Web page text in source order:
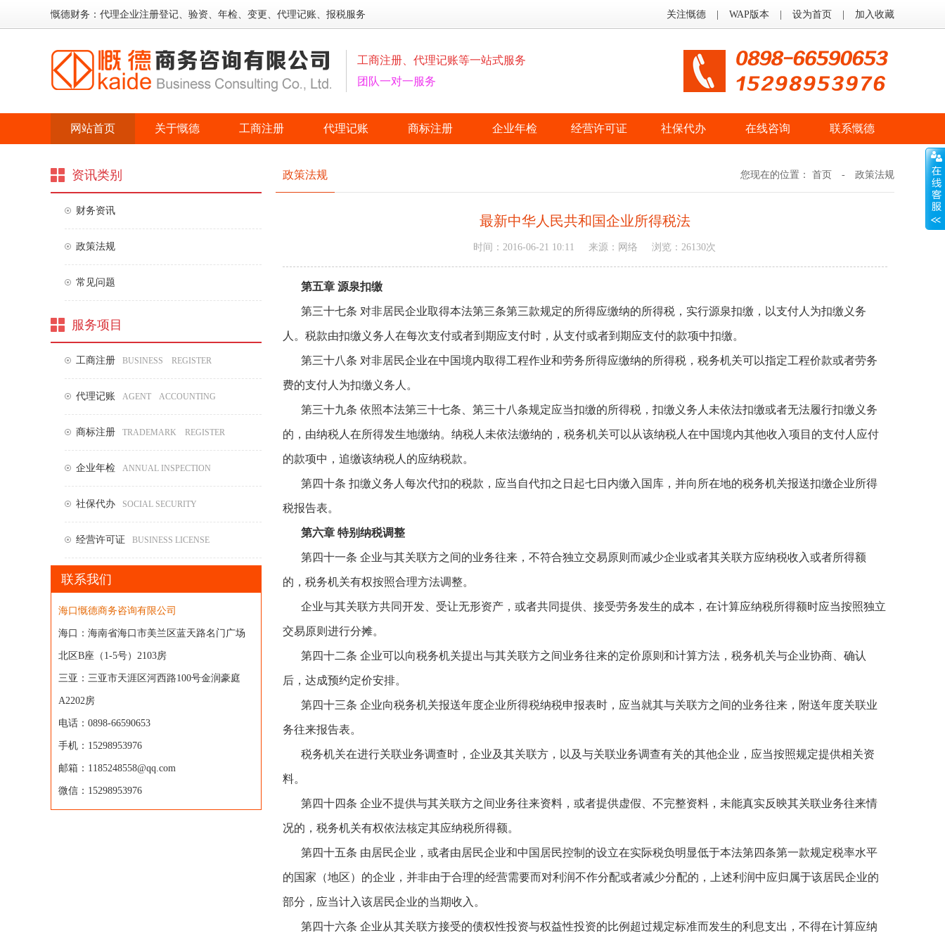
慨德财务：代理企业注册登记、验资、年检、变更、代理记账、报税服务 关注慨德 WAP版本 设为首页 加入收藏
工商注册、代理记账等一站式服务
团队一对一服务
网站首页 关于慨德 工商注册 代理记账 商标注册 企业年检 经营许可证 社保代办 在线咨询 联系慨德
资讯类别
财务资讯
政策法规
常见问题
服务项目
工商注册 BUSINESS REGISTER
代理记账 AGENT ACCOUNTING
商标注册 TRADEMARK REGISTER
企业年检 ANNUAL INSPECTION
社保代办 SOCIAL SECURITY
经营许可证 BUSINESS LICENSE
联系我们
海口慨德商务咨询有限公司
海口：海南省海口市美兰区蓝天路名门广场
北区B座（1-5号）2103房
三亚：三亚市天涯区河西路100号金润豪庭
A2202房
电话：0898-66590653
手机：15298953976
邮箱：1185248558@qq.com
微信：15298953976
政策法规 您现在的位置： 首页 - 政策法规
最新中华人民共和国企业所得税法
时间：2016-06-21 10:11 来源：网络 浏览： 26130次
第五章 源泉扣缴
第三十七条 对非居民企业取得本法第三条第三款规定的所得应缴纳的所得税，实行源泉扣缴，以支付人为扣缴义务
人。税款由扣缴义务人在每次支付或者到期应支付时，从支付或者到期应支付的款项中扣缴。
第三十八条 对非居民企业在中国境内取得工程作业和劳务所得应缴纳的所得税，税务机关可以指定工程价款或者劳务
费的支付人为扣缴义务人。
第三十九条 依照本法第三十七条、第三十八条规定应当扣缴的所得税，扣缴义务人未依法扣缴或者无法履行扣缴义务
的，由纳税人在所得发生地缴纳。纳税人未依法缴纳的，税务机关可以从该纳税人在中国境内其他收入项目的支付人应付
的款项中，追缴该纳税人的应纳税款。
第四十条 扣缴义务人每次代扣的税款，应当自代扣之日起七日内缴入国库，并向所在地的税务机关报送扣缴企业所得
税报告表。
第六章 特别纳税调整
第四十一条 企业与其关联方之间的业务往来，不符合独立交易原则而减少企业或者其关联方应纳税收入或者所得额
的，税务机关有权按照合理方法调整。
企业与其关联方共同开发、受让无形资产，或者共同提供、接受劳务发生的成本，在计算应纳税所得额时应当按照独立
交易原则进行分摊。
第四十二条 企业可以向税务机关提出与其关联方之间业务往来的定价原则和计算方法，税务机关与企业协商、确认
后，达成预约定价安排。
第四十三条 企业向税务机关报送年度企业所得税纳税申报表时，应当就其与关联方之间的业务往来，附送年度关联业
务往来报告表。
税务机关在进行关联业务调查时，企业及其关联方，以及与关联业务调查有关的其他企业，应当按照规定提供相关资
料。
第四十四条 企业不提供与其关联方之间业务往来资料，或者提供虚假、不完整资料，未能真实反映其关联业务往来情
况的，税务机关有权依法核定其应纳税所得额。
第四十五条 由居民企业，或者由居民企业和中国居民控制的设立在实际税负明显低于本法第四条第一款规定税率水平
的国家（地区）的企业，并非由于合理的经营需要而对利润不作分配或者减少分配的，上述利润中应归属于该居民企业的
部分，应当计入该居民企业的当期收入。
第四十六条 企业从其关联方接受的债权性投资与权益性投资的比例超过规定标准而发生的利息支出，不得在计算应纳